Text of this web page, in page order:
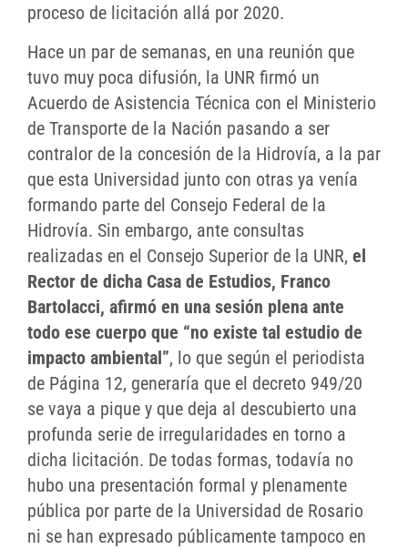
proceso de licitación allá por 2020.
Hace un par de semanas, en una reunión que
tuvo muy poca difusión, la UNR firmó un
Acuerdo de Asistencia Técnica con el Ministerio
de Transporte de la Nación pasando a ser
contralor de la concesión de la Hidrovía, a la par
que esta Universidad junto con otras ya venía
formando parte del Consejo Federal de la
Hidrovía. Sin embargo, ante consultas
realizadas en el Consejo Superior de la UNR, el
Rector de dicha Casa de Estudios, Franco
Bartolacci, afirmó en una sesión plena ante
todo ese cuerpo que “no existe tal estudio de
impacto ambiental”, lo que según el periodista
de Página 12, generaría que el decreto 949/20
se vaya a pique y que deja al descubierto una
profunda serie de irregularidades en torno a
dicha licitación. De todas formas, todavía no
hubo una presentación formal y plenamente
pública por parte de la Universidad de Rosario
ni se han expresado públicamente tampoco en